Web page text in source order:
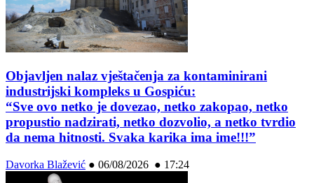
Objavljen nalaz vještačenja za kontaminirani
industrijski kompleks u Gospiću:
“Sve ovo netko je dovezao, netko zakopao, netko
propustio nadzirati, netko dozvolio, a netko tvrdio
da nema hitnosti. Svaka karika ima ime!!!”
Davorka Blažević ● 06/08/2026 ● 17:24